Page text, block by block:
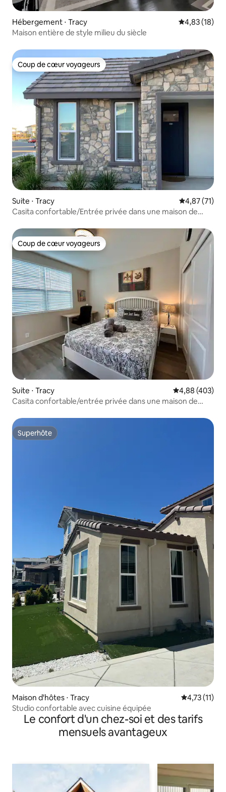
Hébergement ⋅ Tracy Évaluation
4,83 (18)
Maison entière de style milieu du siècle
Coup de cœur voyageurs
Coup de cœur voyageurs
Suite ⋅ Tracy Évaluation
4,87 (71)
Casita confortable/Entrée privée dans une maison de
Coup de cœur voyageurs
Coup de cœur voyageurs
Suite ⋅ Tracy Évaluation
4,88 (403)
Casita confortable/entrée privée dans une maison de
Superhôte
Superhôte
Maison d'hôtes ⋅ Tracy Évaluation
4,73 (11)
Studio confortable avec cuisine équipée
Le confort d'un chez-soi et des tarifs
mensuels avantageux